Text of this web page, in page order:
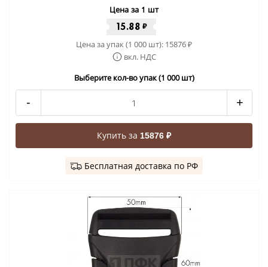
Цена за 1 шт
15.88 ₽
Цена за упак (1 000 шт): 15876₽
вкл. НДС
Выберите кол-во упак (1 000 шт)
- +
Купить за 15876 ₽
Бесплатная доставка по РФ